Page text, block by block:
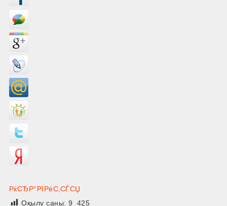
РќСЂР°РІРёС‚СЃСЏ
Оқылу саны:9 425